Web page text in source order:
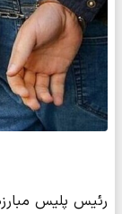
رئیس پلیس